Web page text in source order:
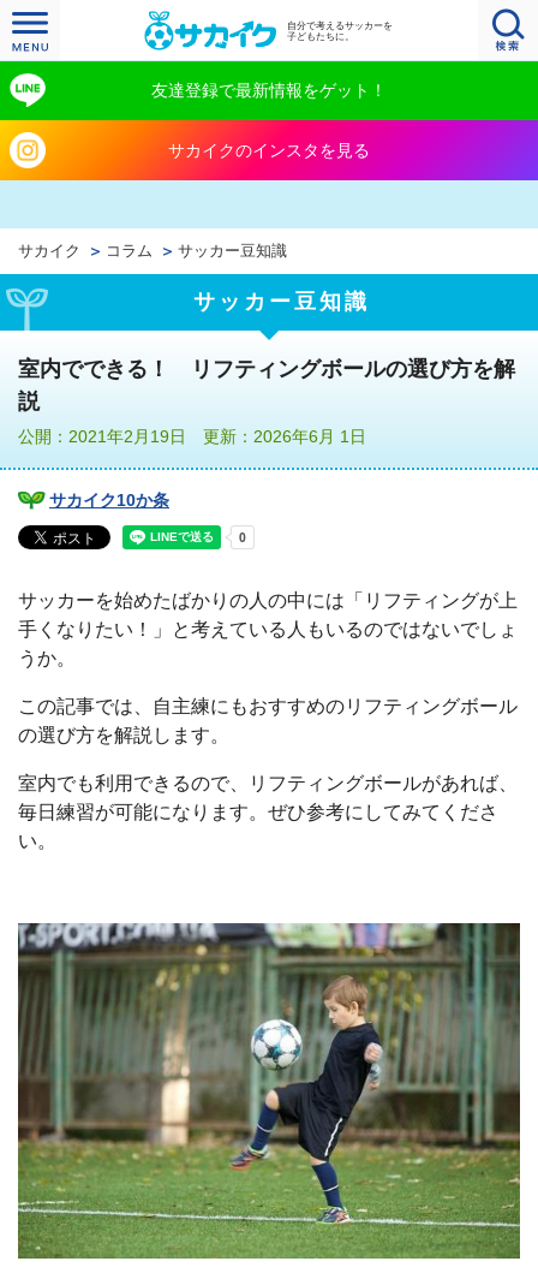
自分で考えるサッカーを
子どもたちに。
友達登録で最新情報をゲット！
サカイクのインスタを見る
サカイク コラム サッカー豆知識
サッカー豆知識
室内でできる！ リフティングボールの選び方を解
説
公開：2021年2月19日 更新：2026年6月 1日
サカイク10か条
サッカーを始めたばかりの人の中には「リフティングが上
手くなりたい！」と考えている人もいるのではないでしょ
うか。
この記事では、自主練にもおすすめのリフティングボール
の選び方を解説します。
室内でも利用できるので、リフティングボールがあれば、
毎日練習が可能になります。ぜひ参考にしてみてくださ
い。